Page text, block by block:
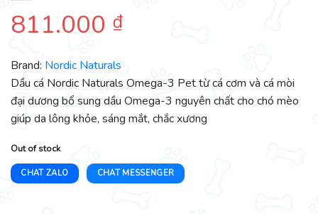
811.000 ₫
Brand: Nordic Naturals
Dầu cá Nordic Naturals Omega-3 Pet từ cá cơm và cá mòi
đại dương bổ sung dầu Omega-3 nguyên chất cho chó mèo
giúp da lông khỏe, sáng mắt, chắc xương
Out of stock
CHAT ZALO CHAT MESSENGER